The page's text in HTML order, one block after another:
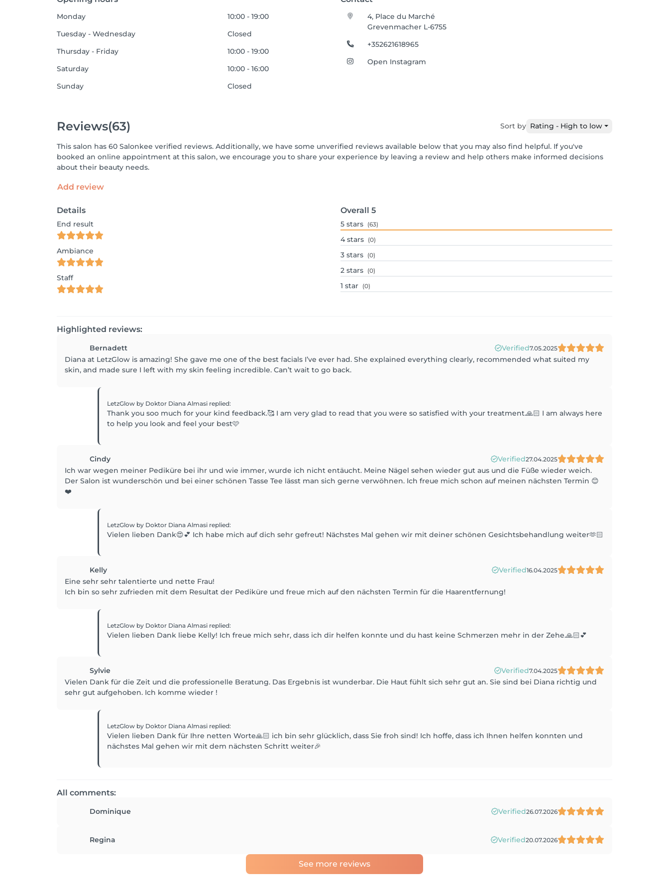
Monday
10:00 - 19:00
Tuesday - Wednesday
Closed
Thursday - Friday
10:00 - 19:00
Saturday
10:00 - 16:00
Sunday
Closed
4, Place du Marché
Grevenmacher L-6755
+352621618965
Open Instagram
Reviews(63) Sort by Rating - High to low
This salon has 60 Salonkee verified reviews. Additionally, we have some unverified reviews available below that you may also find helpful. If you've
booked an online appointment at this salon, we encourage you to share your experience by leaving a review and help others make informed decisions
about their beauty needs.
Add review
Details
End result
Ambiance
Staff
Overall 5
5 stars (63)
4 stars (0)
3 stars (0)
2 stars (0)
1 star (0)
Highlighted reviews:
Bernadett Verified7.05.2025
Diana at LetzGlow is amazing! She gave me one of the best facials I’ve ever had. She explained everything clearly, recommended what suited my
skin, and made sure I left with my skin feeling incredible. Can’t wait to go back.
LetzGlow by Doktor Diana Almasi replied:
Thank you soo much for your kind feedback.🥰 I am very glad to read that you were so satisfied with your treatment.🙏🏻 I am always here
to help you look and feel your best🩷
Cindy Verified27.04.2025
Ich war wegen meiner Pediküre bei ihr und wie immer, wurde ich nicht entäucht. Meine Nägel sehen wieder gut aus und die Füße wieder weich.
Der Salon ist wunderschön und bei einer schönen Tasse Tee lässt man sich gerne verwöhnen. Ich freue mich schon auf meinen nächsten Termin 😊
❤️
LetzGlow by Doktor Diana Almasi replied:
Vielen lieben Dank😍💕 Ich habe mich auf dich sehr gefreut! Nächstes Mal gehen wir mit deiner schönen Gesichtsbehandlung weiter🫶🏻
Kelly Verified16.04.2025
Eine sehr sehr talentierte und nette Frau!
Ich bin so sehr zufrieden mit dem Resultat der Pediküre und freue mich auf den nächsten Termin für die Haarentfernung!
LetzGlow by Doktor Diana Almasi replied:
Vielen lieben Dank liebe Kelly! Ich freue mich sehr, dass ich dir helfen konnte und du hast keine Schmerzen mehr in der Zehe.🙏🏻💕
Sylvie Verified7.04.2025
Vielen Dank für die Zeit und die professionelle Beratung. Das Ergebnis ist wunderbar. Die Haut fühlt sich sehr gut an. Sie sind bei Diana richtig und
sehr gut aufgehoben. Ich komme wieder !
LetzGlow by Doktor Diana Almasi replied:
Vielen lieben Dank für Ihre netten Worte🙏🏻 ich bin sehr glücklich, dass Sie froh sind! Ich hoffe, dass ich Ihnen helfen konnten und
nächstes Mal gehen wir mit dem nächsten Schritt weiter🎉
All comments:
Dominique Verified26.07.2026
Regina Verified20.07.2026
See more reviews